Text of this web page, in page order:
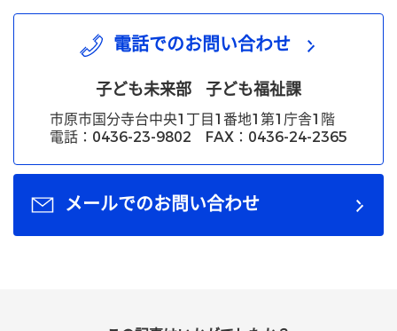
電話でのお問い合わせ
子ども未来部 子ども福祉課
市原市国分寺台中央1丁目1番地1第1庁舎1階
電話：0436-23-9802 FAX：0436-24-2365
メールでのお問い合わせ